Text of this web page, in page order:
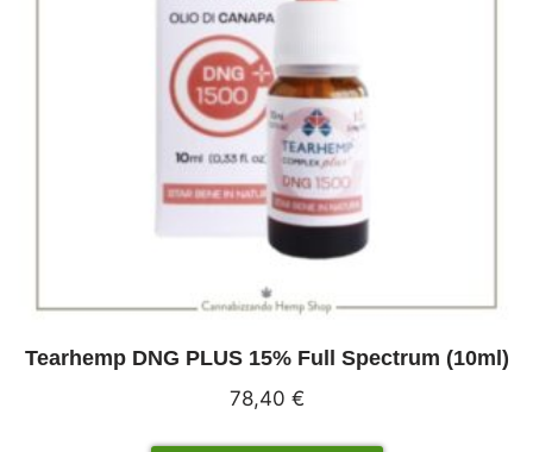
Tearhemp DNG PLUS 15% Full Spectrum (10ml)
78,40 €